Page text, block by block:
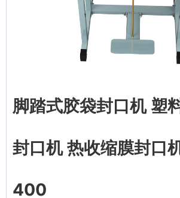
脚踏式胶袋封口机 塑
封口机 热收缩膜封口
400